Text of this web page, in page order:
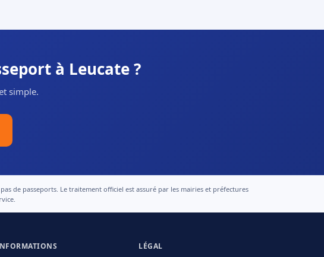
à Leucate ?
simple.
de passeports. Le traitement officiel est assuré par les mairies et préfectures
LÉGAL